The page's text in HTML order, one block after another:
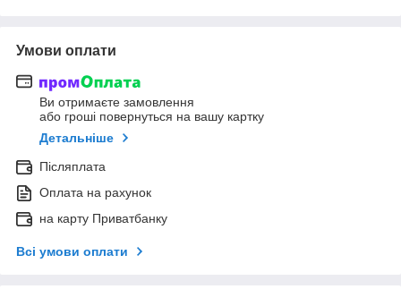
Умови оплати
Ви отримаєте замовлення
або гроші повернуться на вашу картку
Детальніше
Післяплата
Оплата на рахунок
на карту Приватбанку
Всі умови оплати